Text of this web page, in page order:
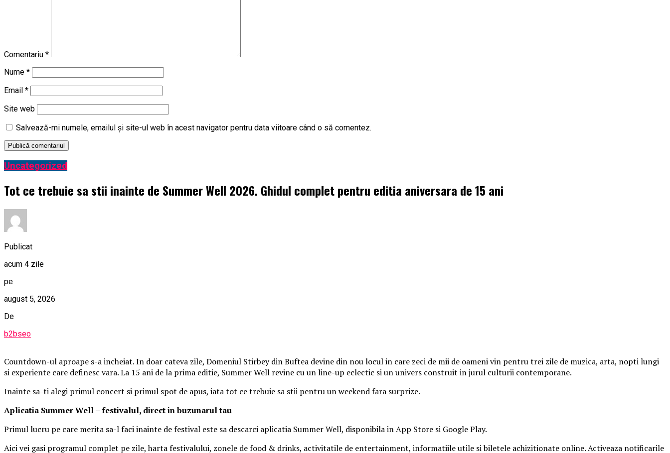
Comentariu *
Nume *
Email *
Site web
Salvează-mi numele, emailul și site-ul web în acest navigator pentru data viitoare când o să comentez.
Uncategorized
Tot ce trebuie sa stii inainte de Summer Well 2026. Ghidul complet pentru editia aniversara de 15 ani
Publicat
acum 4 zile
pe
august 5, 2026
De
b2bseo
Countdown-ul aproape s-a incheiat. In doar cateva zile, Domeniul Stirbey din Buftea devine din nou locul in care zeci de mii de oameni vin pentru trei zile de muzica, arta, nopti lungi
si experiente care definesc vara. La 15 ani de la prima editie, Summer Well revine cu un line-up eclectic si un univers construit in jurul culturii contemporane.
Inainte sa-ti alegi primul concert si primul spot de apus, iata tot ce trebuie sa stii pentru un weekend fara surprize.
Aplicatia Summer Well– festivalul, direct in buzunarul tau
Primul lucru pe care merita sa-l faci inainte de festival este sa descarci aplicatia Summer Well, disponibila in App Store si Google Play.
Aici vei gasi programul complet pe zile, harta festivalului, zonele de food & drinks, activitatile de entertainment, informatiile utile si biletele achizitionate online. Activeaza notificarile